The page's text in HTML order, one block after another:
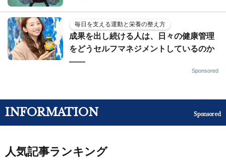
毎日を支える運動と栄養の整え方
成果を出し続ける人は、日々の健康管理
をどうセルフマネジメントしているのか
——
Sponsored
INFORMATION Sponsored
人気記事ランキング